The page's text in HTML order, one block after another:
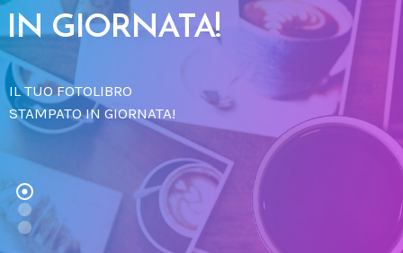
IN GIORNATA!
IL TUO FOTOLIBRO
STAMPATO IN GIORNATA!